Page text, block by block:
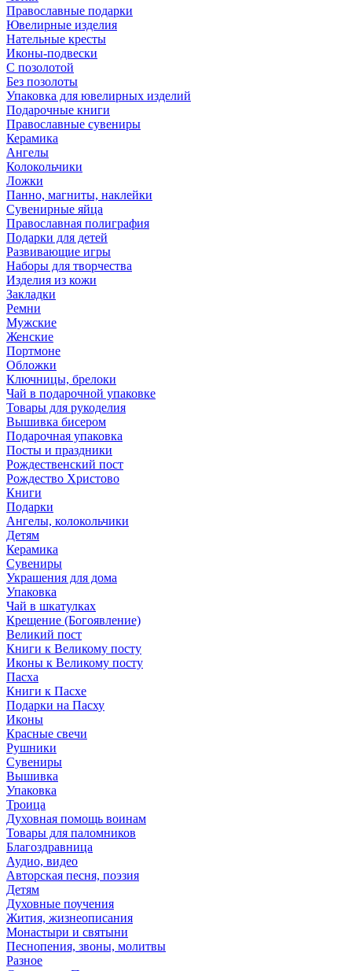
Православные подарки
Ювелирные изделия
Нательные кресты
Иконы-подвески
С позолотой
Без позолоты
Упаковка для ювелирных изделий
Подарочные книги
Православные сувениры
Керамика
Ангелы
Колокольчики
Ложки
Панно, магниты, наклейки
Сувенирные яйца
Православная полиграфия
Подарки для детей
Развивающие игры
Наборы для творчества
Изделия из кожи
Закладки
Ремни
Мужские
Женские
Портмоне
Обложки
Ключницы, брелоки
Чай в подарочной упаковке
Товары для рукоделия
Вышивка бисером
Подарочная упаковка
Посты и праздники
Рождественский пост
Рождество Христово
Книги
Подарки
Ангелы, колокольчики
Детям
Керамика
Сувениры
Украшения для дома
Упаковка
Чай в шкатулках
Крещение (Богоявление)
Великий пост
Книги к Великому посту
Иконы к Великому посту
Пасха
Книги к Пасхе
Подарки на Пасху
Иконы
Красные свечи
Рушники
Сувениры
Вышивка
Упаковка
Троица
Духовная помощь воинам
Товары для паломников
Благоздравница
Аудио, видео
Авторская песня, поэзия
Детям
Духовные поучения
Жития, жизнеописания
Монастыри и святыни
Песнопения, звоны, молитвы
Разное